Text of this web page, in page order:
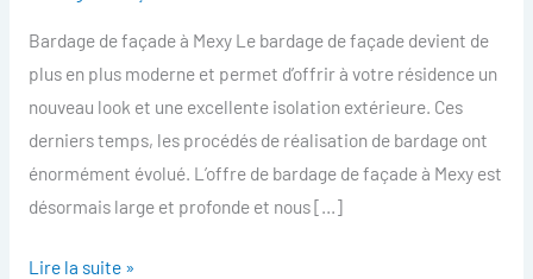
Bardage de façade à Mexy Le bardage de façade devient de
plus en plus moderne et permet d’offrir à votre résidence un
nouveau look et une excellente isolation extérieure. Ces
derniers temps, les procédés de réalisation de bardage ont
énormément évolué. L’offre de bardage de façade à Mexy est
désormais large et profonde et nous […]
Mexy
Lire la suite »